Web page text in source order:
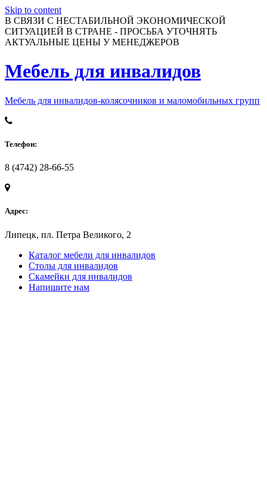
Skip to content
В СВЯЗИ С НЕСТАБИЛЬНОЙ ЭКОНОМИЧЕСКОЙ
СИТУАЦИЕЙ В СТРАНЕ - ПРОСЬБА УТОЧНЯТЬ
АКТУАЛЬНЫЕ ЦЕНЫ У МЕНЕДЖЕРОВ
Мебель для инвалидов
Мебель для инвалидов-колясочников и маломобильных групп
Телефон:
8 (4742) 28-66-55
Адрес:
Липецк, пл. Петра Великого, 2
Каталог мебели для инвалидов
Столы для инвалидов
Скамейки для инвалидов
Напишите нам